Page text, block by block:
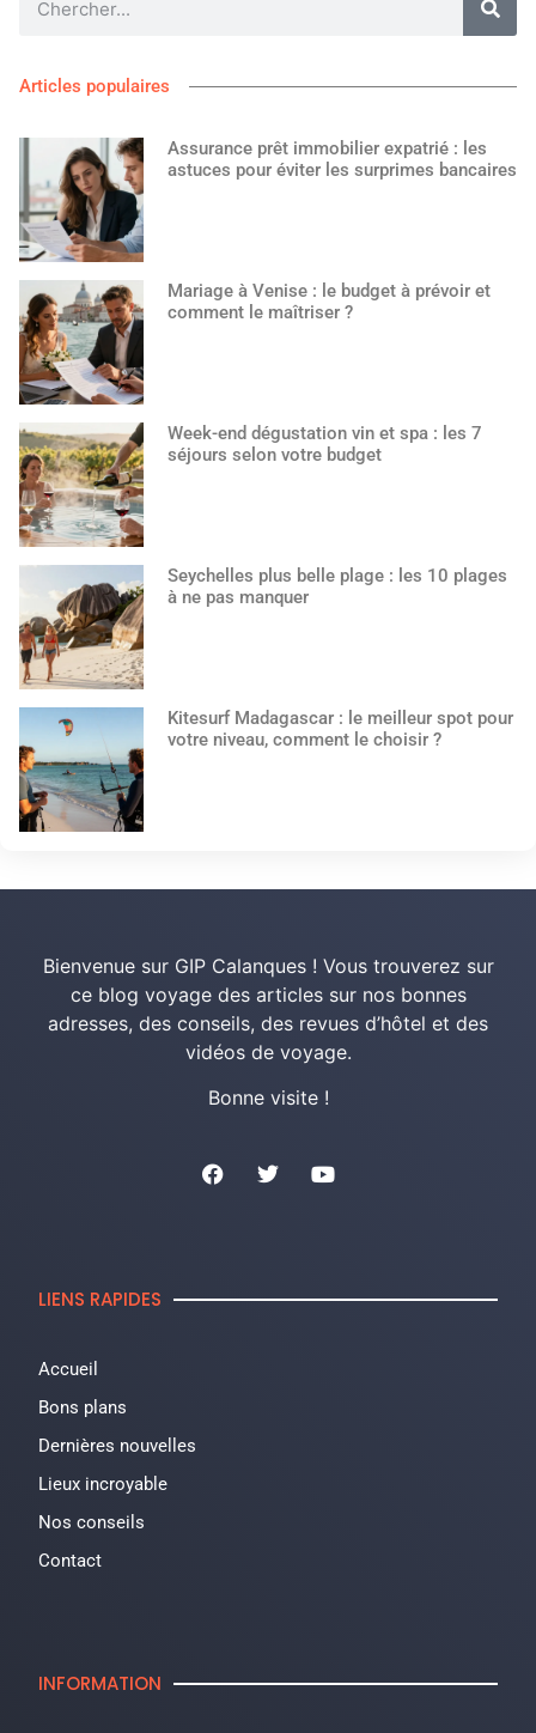
Articles populaires
Assurance prêt immobilier expatrié : les
astuces pour éviter les surprimes bancaires
Mariage à Venise : le budget à prévoir et
comment le maîtriser ?
Week-end dégustation vin et spa : les 7
séjours selon votre budget
Seychelles plus belle plage : les 10 plages
à ne pas manquer
Kitesurf Madagascar : le meilleur spot pour
votre niveau, comment le choisir ?
Bienvenue sur GIP Calanques ! Vous trouverez sur
ce blog voyage des articles sur nos bonnes
adresses, des conseils, des revues d’hôtel et des
vidéos de voyage.
Bonne visite !
LIENS RAPIDES
Accueil
Bons plans
Dernières nouvelles
Lieux incroyable
Nos conseils
Contact
INFORMATION